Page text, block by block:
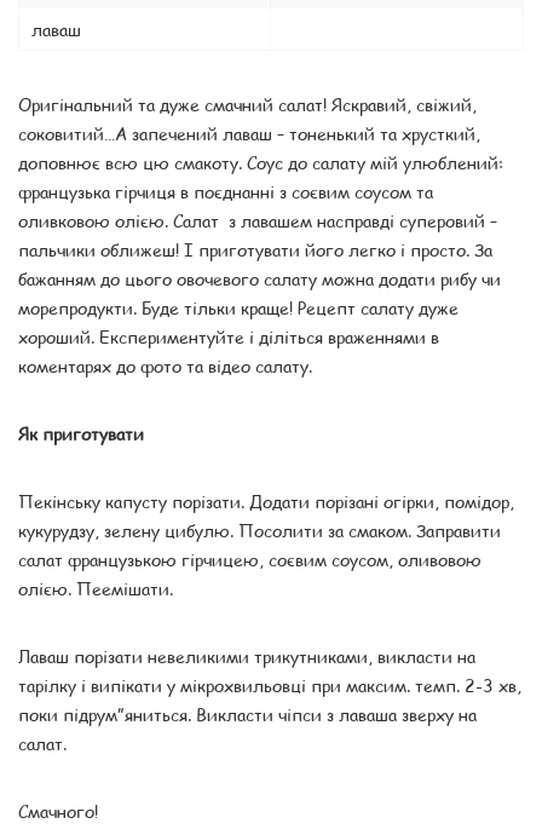
лаваш
Оригінальний та дуже смачний салат! Яскравий, свіжий,
соковитий…А запечений лаваш – тоненький та хрусткий,
доповнює всю цю смакоту. Соус до салату мій улюблений:
французька гірчиця в поєднанні з соєвим соусом та
оливковою олією. Салат з лавашем насправді суперовий –
пальчики оближеш! І приготувати його легко і просто. За
бажанням до цього овочевого салату можна додати рибу чи
морепродукти. Буде тільки краще! Рецепт салату дуже
хороший. Експериментуйте і діліться враженнями в
коментарях до фото та відео салату.
Як приготувати
Пекінську капусту порізати. Додати порізані огірки, помідор,
кукурудзу, зелену цибулю. Посолити за смаком. Заправити
салат французькою гірчицею, соєвим соусом, оливовою
олією. Пеемішати.
Лаваш порізати невеликими трикутниками, викласти на
тарілку і випікати у мікрохвильовці при максим. темп. 2-3 хв,
поки підрум”яниться. Викласти чіпси з лаваша зверху на
салат.
Смачного!